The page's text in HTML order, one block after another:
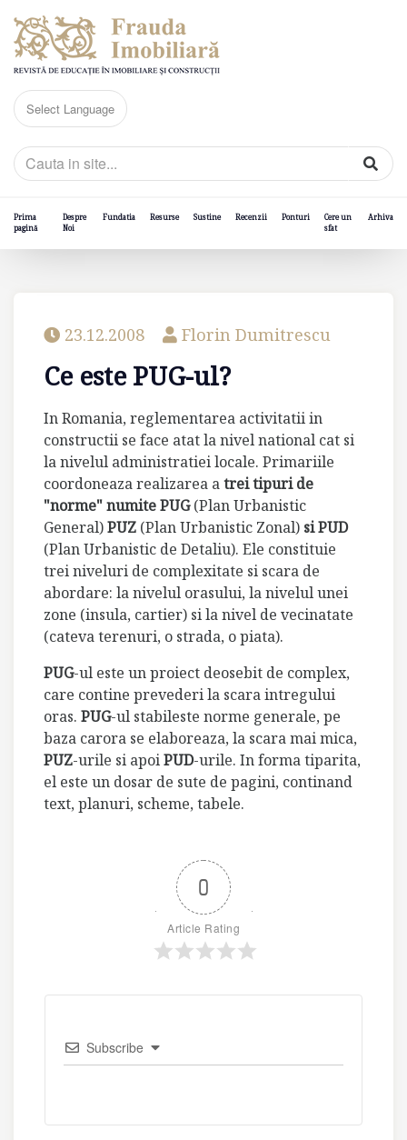
Prima
pagină
Despre
Noi
Fundatia Resurse Sustine Recenzii Ponturi
Cere un
sfat
Arhiva
23.12.2008 Florin Dumitrescu
Ce este PUG-ul?
In Romania, reglementarea activitatii in
constructii se face atat la nivel national cat si
la nivelul administratiei locale. Primariile
coordoneaza realizarea atrei tipuri de
"norme" numite PUG(Plan Urbanistic
General)PUZ (Plan Urbanistic Zonal) si PUD
(Plan Urbanistic de Detaliu). Ele constituie
trei niveluri de complexitate si scara de
abordare: la nivelul orasului, la nivelul unei
zone (insula, cartier) si la nivel de vecinatate
(cateva terenuri, o strada, o piata).
PUG-ul este un proiect deosebit de complex,
care contine prevederi la scara intregului
oras. PUG-ul stabileste norme generale, pe
baza carora se elaboreaza, la scara mai mica,
PUZ-urile si apoiPUD-urile. In forma tiparita,
el este un dosar de sute de pagini, continand
text, planuri, scheme, tabele.
0
Article Rating
Subscribe